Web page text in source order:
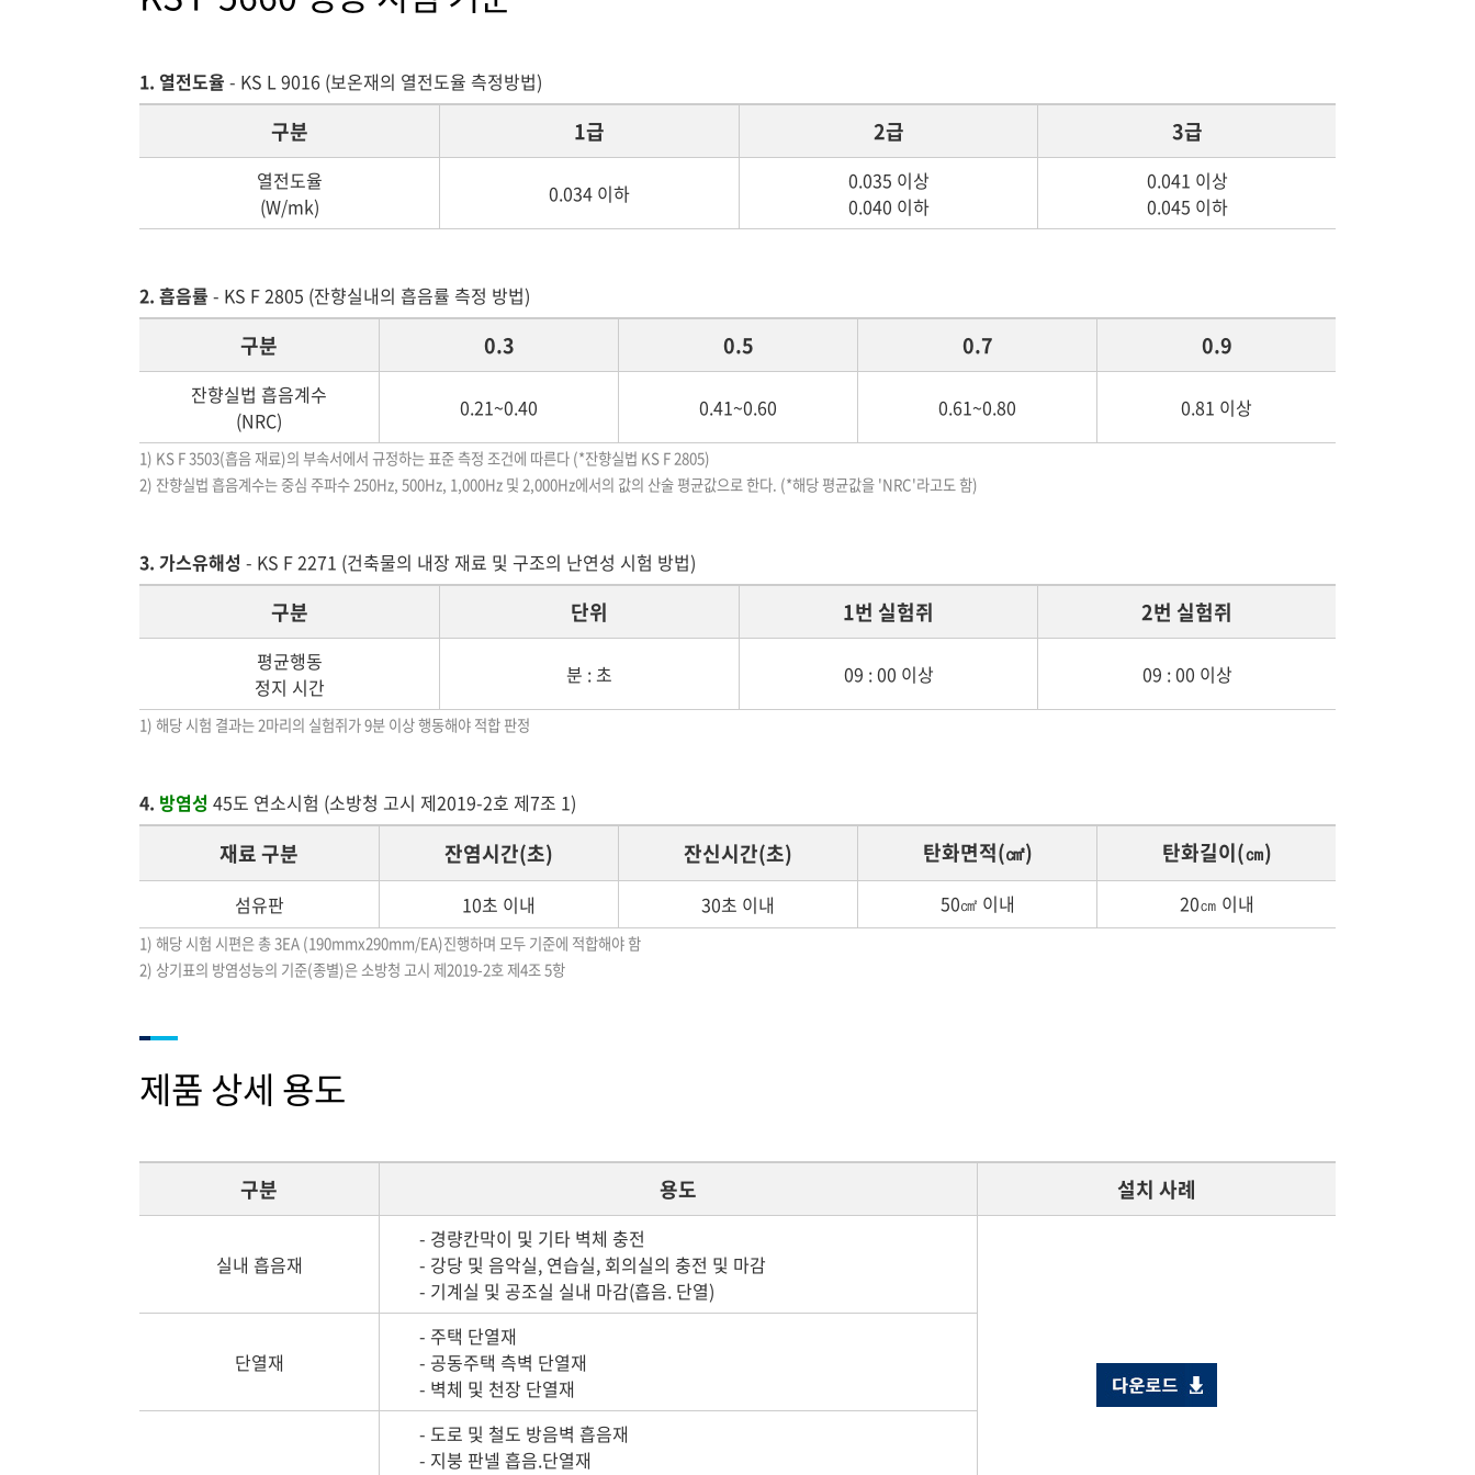
1. 열전도율 - KS L 9016 (보온재의 열전도율 측정방법)
구분 1급 2급 3급
열전도율
(W/mk)
0.034 이하
0.035 이상
0.040 이하
0.041 이상
0.045 이하
2. 흡음률 - KS F 2805 (잔향실내의 흡음률 측정 방법)
구분 0.3 0.5 0.7 0.9
잔향실법 흡음계수
(NRC)
0.21~0.40 0.41~0.60 0.61~0.80 0.81 이상
1) KS F 3503(흡음 재료)의 부속서에서 규정하는 표준 측정 조건에 따른다 (*잔향실법 KS F 2805)
2) 잔향실법 흡음계수는 중심 주파수 250Hz, 500Hz, 1,000Hz 및 2,000Hz에서의 값의 산술 평균값으로 한다. (*해당 평균값을 'NRC'라고도 함)
3. 가스유해성 - KS F 2271 (건축물의 내장 재료 및 구조의 난연성 시험 방법)
구분 단위 1번 실험쥐 2번 실험쥐
평균행동
정지 시간
분 : 초 09 : 00 이상 09 : 00 이상
1) 해당 시험 결과는 2마리의 실험쥐가 9분 이상 행동해야 적합 판정
4. 방염성 45도 연소시험 (소방청 고시 제2019-2호 제7조 1)
재료 구분 잔염시간(초) 잔신시간(초) 탄화면적(㎠) 탄화길이(㎝)
섬유판 10초 이내 30초 이내 50㎠ 이내 20㎝ 이내
1) 해당 시험 시편은 총 3EA (190mmx290mm/EA)진행하며 모두 기준에 적합해야 함
2) 상기표의 방염성능의 기준(종별)은 소방청 고시 제2019-2호 제4조 5항
제품 상세 용도
구분 용도 설치 사례
실내 흡음재
- 경량칸막이 및 기타 벽체 충전
- 강당 및 음악실, 연습실, 회의실의 충전 및 마감
- 기계실 및 공조실 실내 마감(흡음. 단열)
단열재
- 주택 단열재
- 공동주택 측벽 단열재
- 벽체 및 천장 단열재
- 도로 및 철도 방음벽 흡음재
- 지붕 판넬 흡음.단열재